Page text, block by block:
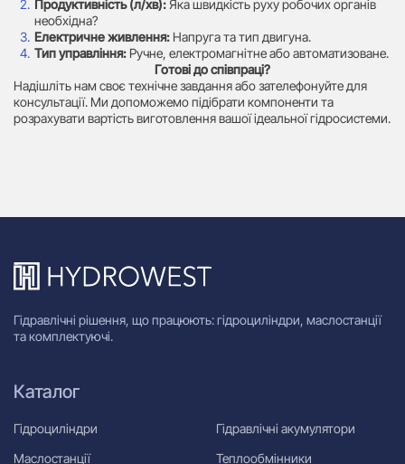
Продуктивність (л/хв): Яка швидкість руху робочих органів
необхідна?
Електричне живлення: Напруга та тип двигуна.
Тип управління: Ручне, електромагнітне або автоматизоване.
Готові до співпраці?
Надішліть нам своє технічне завдання або зателефонуйте для
консультації. Ми допоможемо підібрати компоненти та
розрахувати вартість виготовлення вашої ідеальної гідросистеми.
Гідравлічні рішення, що працюють: гідроциліндри, маслостанції
та комплектуючі.
Каталог
Гідроциліндри
Маслостанції
Гідравлічні акумулятори
Теплообмінники